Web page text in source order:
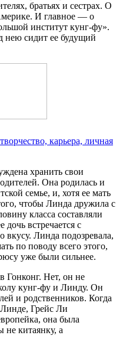
братьях и сестрах. О
И главное — о
институт кунг-фу».
нею сидит ее будущий
карьера, личная
хранить свои
Она родилась и
семье, и, хотя ее мать
чтобы Линда дружила с
класса составляли
встречается с
вкусу. Линда подозревала,
по поводу всего этого,
уже были сильнее.
Гонконг. Нет, он не
кунг-фу и Линду. Он
и родственников. Когда
Линде, Грейс Ли
она была
не китаянку, а